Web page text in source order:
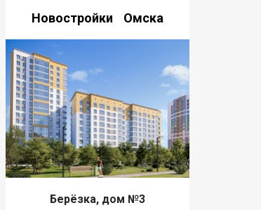
Новостройки Омска
Берёзка, дом №3